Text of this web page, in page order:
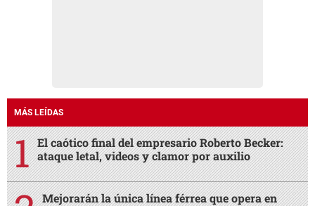
MÁS LEÍDAS
El caótico final del empresario Roberto Becker:
ataque letal, videos y clamor por auxilio
Mejorarán la única línea férrea que opera en